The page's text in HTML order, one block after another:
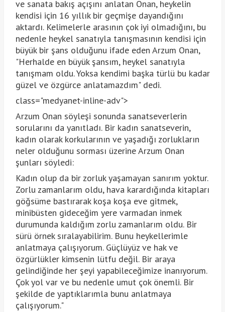
ve sanata bakış açışını anlatan Onan, heykelin
kendisi için 16 yıllık bir geçmişe dayandığını
aktardı. Kelimelerle arasının çok iyi olmadığını, bu
nedenle heykel sanatıyla tanışmasının kendisi için
büyük bir şans olduğunu ifade eden Arzum Onan,
"Herhalde en büyük şansım, heykel sanatıyla
tanışmam oldu. Yoksa kendimi başka türlü bu kadar
güzel ve özgürce anlatamazdım" dedi.
class="medyanet-inline-adv">
Arzum Onan söyleşi sonunda sanatseverlerin
sorularını da yanıtladı. Bir kadın sanatseverin,
kadın olarak korkularının ve yaşadığı zorlukların
neler olduğunu sorması üzerine Arzum Onan
şunları söyledi:
Kadın olup da bir zorluk yaşamayan sanırım yoktur.
Zorlu zamanlarım oldu, hava karardığında kitapları
göğsüme bastırarak koşa koşa eve gitmek,
minibüsten gideceğim yere varmadan inmek
durumunda kaldığım zorlu zamanlarım oldu. Bir
sürü örnek sıralayabilirim. Bunu heykellerimle
anlatmaya çalışıyorum. Güçlüyüz ve hak ve
özgürlükler kimsenin lütfu değil. Bir araya
gelindiğinde her şeyi yapabileceğimize inanıyorum.
Çok yol var ve bu nedenle umut çok önemli. Bir
şekilde de yaptıklarımla bunu anlatmaya
çalışıyorum."